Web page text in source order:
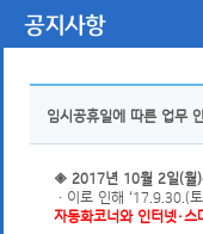
공지사항
임시공휴일에 따른 업무
◈ 2017년 10월 2일(월)
ㆍ이로 인해 ‘17.9.30.(
자동화코너와 인터넷・스